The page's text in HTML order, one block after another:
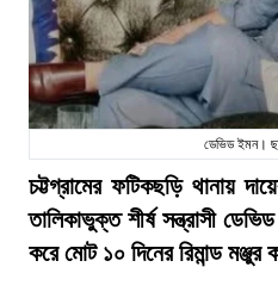
ডেভিড ইমন।
চট্টগ্রামের ফটিকছড়ি থানায়
তালিকাভুক্ত শীর্ষ সন্ত্রাসী
করে মোট ১০ দিনের রিমান্ড